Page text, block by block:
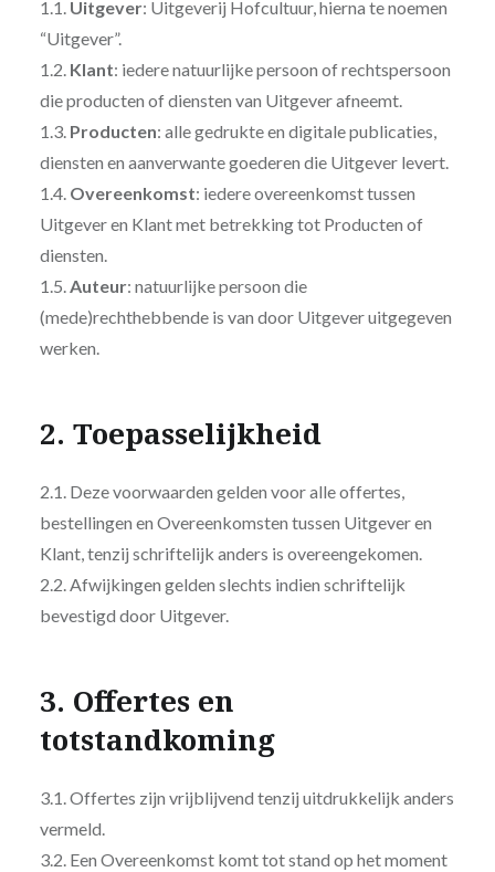
1.1. Uitgever: Uitgeverij Hofcultuur, hierna te noemen
“Uitgever”.
1.2. Klant: iedere natuurlijke persoon of rechtspersoon
die producten of diensten van Uitgever afneemt.
1.3. Producten: alle gedrukte en digitale publicaties,
diensten en aanverwante goederen die Uitgever levert.
1.4. Overeenkomst: iedere overeenkomst tussen
Uitgever en Klant met betrekking tot Producten of
diensten.
1.5.Auteur: natuurlijke persoon die
(mede)rechthebbende is van door Uitgever uitgegeven
werken.
2. Toepasselijkheid
2.1. Deze voorwaarden gelden voor alle offertes,
bestellingen en Overeenkomsten tussen Uitgever en
Klant, tenzij schriftelijk anders is overeengekomen.
2.2. Afwijkingen gelden slechts indien schriftelijk
bevestigd door Uitgever.
3. Offertes en
totstandkoming
3.1. Offertes zijn vrijblijvend tenzij uitdrukkelijk anders
vermeld.
3.2. Een Overeenkomst komt tot stand op het moment